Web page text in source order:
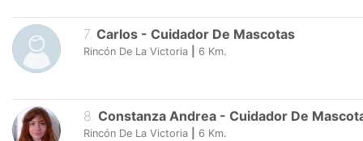
7. Carlos - Cuidador De Mascotas
Rincón De La Victoria 6 Km.
8. Constanza Andrea - Cuidador De
Rincón De La Victoria 6 Km.